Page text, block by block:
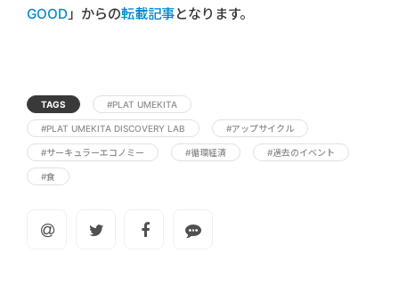
GOOD」からの転載記事となります。
TAGS #PLAT UMEKITA
#PLAT UMEKITA DISCOVERY LAB #アップサイクル
#サーキュラーエコノミー #循環経済 #過去のイベント
#食